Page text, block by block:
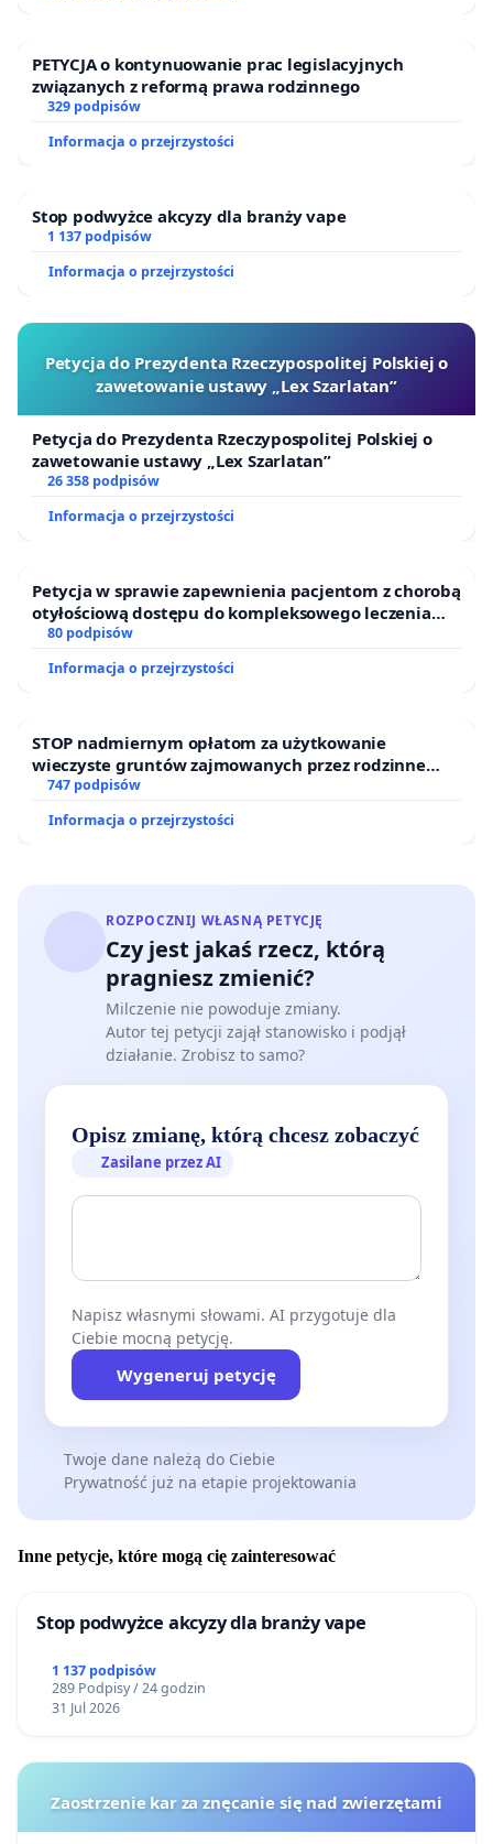
PETYCJA o kontynuowanie prac legislacyjnych
związanych z reformą prawa rodzinnego
329 podpisów
Informacja o przejrzystości
Stop podwyżce akcyzy dla branży vape
1 137 podpisów
Informacja o przejrzystości
Petycja do Prezydenta Rzeczypospolitej Polskiej o
zawetowanie ustawy „Lex Szarlatan”
Petycja do Prezydenta Rzeczypospolitej Polskiej o
zawetowanie ustawy „Lex Szarlatan”
26 358 podpisów
Informacja o przejrzystości
Petycja w sprawie zapewnienia pacjentom z chorobą
otyłościową dostępu do kompleksowego leczenia
oraz programów profilaktycznych.
80 podpisów
Informacja o przejrzystości
STOP nadmiernym opłatom za użytkowanie
wieczyste gruntów zajmowanych przez rodzinne
ogrody działkowe.
747 podpisów
Informacja o przejrzystości
ROZPOCZNIJ WŁASNĄ PETYCJĘ
Czy jest jakaś rzecz, którą
pragniesz zmienić?
Milczenie nie powoduje zmiany.
Autor tej petycji zajął stanowisko i podjął
działanie. Zrobisz to samo?
Opisz zmianę, którą chcesz zobaczyć
Zasilane przez AI
Napisz własnymi słowami. AI przygotuje dla
Ciebie mocną petycję.
Wygeneruj petycję
Twoje dane należą do Ciebie
Prywatność już na etapie projektowania
Inne petycje, które mogą cię zainteresować
Stop podwyżce akcyzy dla branży vape
1 137 podpisów
289 Podpisy / 24 godzin
31 Jul 2026
Zaostrzenie kar za znęcanie się nad zwierzętami